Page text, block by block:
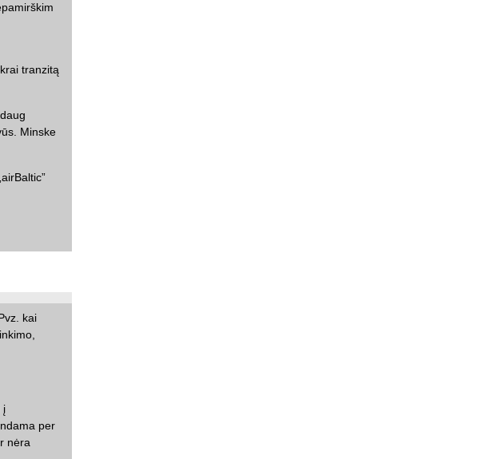
tranzitą
Minske
kai
į
per
nėra